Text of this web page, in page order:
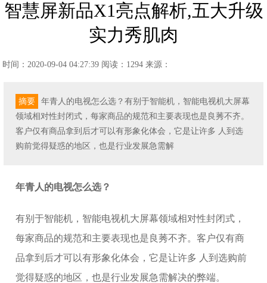
智慧屏新品X1亮点解析,五大升级
实力秀肌肉
时间：2020-09-04 04:27:39 阅读：1294 来源：
摘要
年青人的电视怎么选？有别于智能机，智能电视机大屏幕
领域相对性封闭式，每家商品的规范和主要表现也是良莠不齐。
客户仅有商品拿到后才可以有形象化体会，它是让许多 人到选
购前觉得疑惑的地区，也是行业发展急需解
年青人的电视怎么选？
有别于智能机，智能电视机大屏幕领域相对性封闭式，
每家商品的规范和主要表现也是良莠不齐。客户仅有商
品拿到后才可以有形象化体会，它是让许多 人到选购前
觉得疑惑的地区，也是行业发展急需解决的弊端。